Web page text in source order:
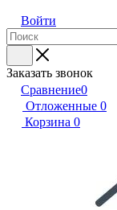
Войти
Заказать звонок
Сравнение0
Отложенные 0
Корзина 0